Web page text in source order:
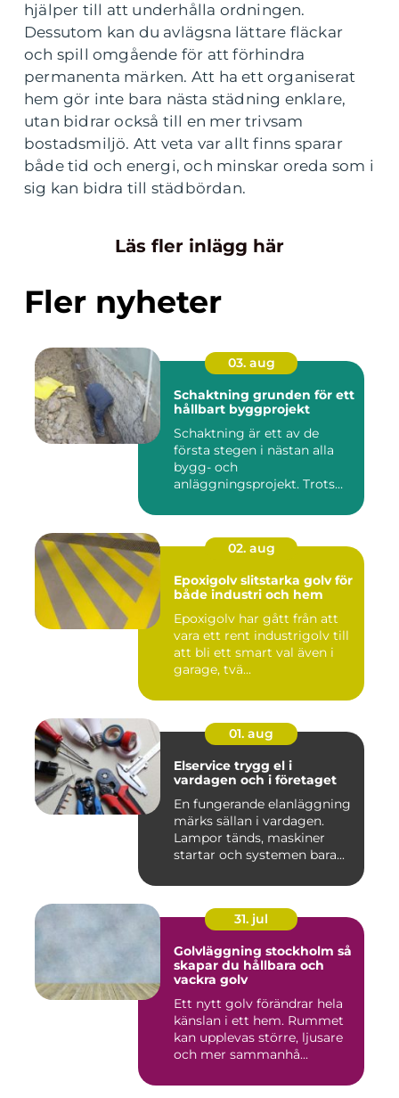
hjälper till att underhålla ordningen.
Dessutom kan du avlägsna lättare fläckar
och spill omgående för att förhindra
permanenta märken. Att ha ett organiserat
hem gör inte bara nästa städning enklare,
utan bidrar också till en mer trivsam
bostadsmiljö. Att veta var allt finns sparar
både tid och energi, och minskar oreda som i
sig kan bidra till städbördan.
Läs fler inlägg här
Fler nyheter
03. aug
Schaktning grunden för ett
hållbart byggprojekt
Schaktning är ett av de
första stegen i nästan alla
bygg- och
anläggningsprojekt. Trots
02. aug
Epoxigolv slitstarka golv för
både industri och hem
Epoxigolv har gått från att
vara ett rent industrigolv till
att bli ett smart val även i
garage, tvä...
01. aug
Elservice trygg el i
vardagen och i företaget
En fungerande elanläggning
märks sällan i vardagen.
Lampor tänds, maskiner
startar och systemen bara...
31. jul
Golvläggning stockholm så
skapar du hållbara och
vackra golv
Ett nytt golv förändrar hela
känslan i ett hem. Rummet
kan upplevas större, ljusare
och mer sammanhå...